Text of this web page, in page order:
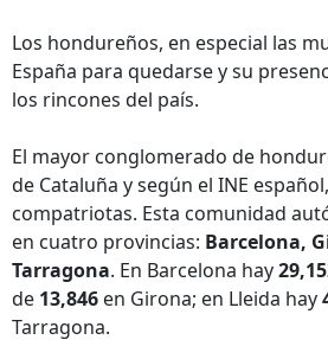
Los hondureños, en especial las
España para quedarse y su
los rincones del país.
El mayor conglomerado de
de Cataluña y según el INE
compatriotas. Esta comunidad
en cuatro provincias: Barcelona,
Tarragona. En Barcelona hay
de 13,846 en Girona; en Lleida hay
Tarragona.